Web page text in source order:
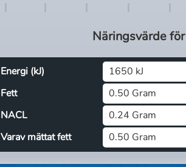
Näringsvärde för
Energi (kJ) 1650 kJ
Fett
0.50 Gram
NACL
0.24 Gram
Varav mättat fett
0.50 Gram